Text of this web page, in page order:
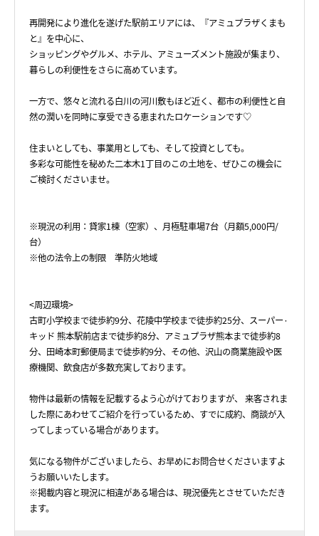
再開発により進化を遂げた駅前エリアには、『アミュプラザくまも
と』を中心に、
ショッピングやグルメ、ホテル、アミューズメント施設が集まり、
暮らしの利便性をさらに高めています。
一方で、悠々と流れる白川の河川敷もほど近く、都市の利便性と自
然の潤いを同時に享受できる恵まれたロケーションです♡
住まいとしても、事業用としても、そして投資としても。
多彩な可能性を秘めた二本木1丁目のこの土地を、ぜひこの機会に
ご検討くださいませ。
※現況の利用：貸家1棟（空家）、月極駐車場7台（月額5,000円/
台）
※他の法令上の制限 準防火地域
<周辺環境>
古町小学校まで徒歩約9分、花陵中学校まで徒歩約25分、スーパー·
キッド 熊本駅前店まで徒歩約8分、アミュプラザ熊本まで徒歩約8
分、田崎本町郵便局まで徒歩約9分、その他、沢山の商業施設や医
療機関、飲食店が多数充実しております。
物件は最新の情報を記載するよう心がけておりますが、 来客されま
した際にあわせてご紹介を行っているため、すでに成約、商談が入
ってしまっている場合があります。
気になる物件がございましたら、お早めにお問合せくださいますよ
うお願いいたします。
※掲載内容と現況に相違がある場合は、現況優先とさせていただき
ます。